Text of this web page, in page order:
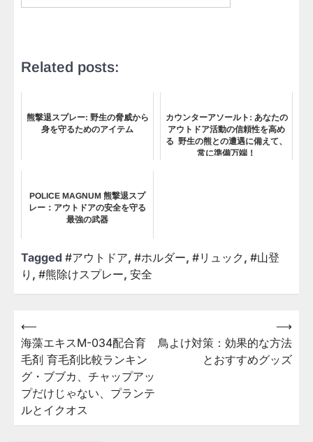
Related posts:
熊撃退スプレー: 野生の脅威から
身を守るためのアイテム
カウンターアソールト: あなたの
アウトドア活動の信頼性を高め
る 野生の熊との遭遇に備えて、
常に準備万端！
POLICE MAGNUM 熊撃退スプ
レー：アウトドアの安全を守る
最強の武器
Tagged #アウトドア, #ホルダー, #リュック , #山登
り , #熊除けスプレー, 安全
投
稿
ナ
ビ
ゲ
⟵
海藻エキスM-034配合育
毛剤 育毛剤比較ランキン
グ・ブブカ、チャップアッ
プだけじゃない、プランテ
ルとイクオス
鳥よけ対策：効果的な方法
とおすすめグッズ
⟶